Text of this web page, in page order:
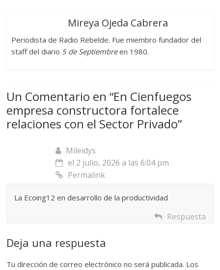
Mireya Ojeda Cabrera
Periodista de Radio Rebelde. Fue miembro fundador del
staff del diario 5 de Septiembreen 1980.
Un Comentario en “En Cienfuegos
empresa constructora fortalece
relaciones con el Sector Privado”
Mileidys
el 2 julio, 2026 a las 6:04 pm
Permalink
La Ecoing12 en desarrollo de la productividad
Respuesta
Deja una respuesta
Tu dirección de correo electrónico no será publicada. Los